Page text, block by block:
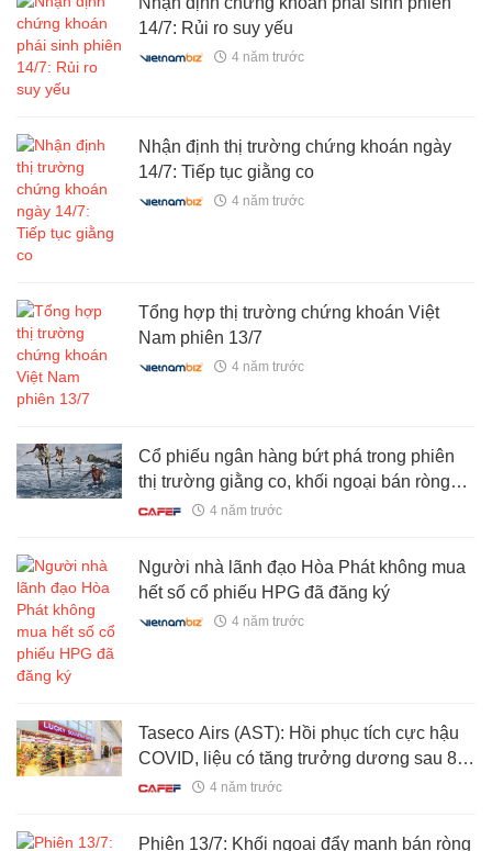
14/7: Rủi ro suy yếu
4 năm trước
Nhận định thị trường chứng khoán ngày
14/7: Tiếp tục giằng co
4 năm trước
Tổng hợp thị trường chứng khoán Việt
Nam phiên 13/7
4 năm trước
Cổ phiếu ngân hàng bứt phá trong phiên
thị trường giằng co, khối ngoại bán ròng
gần 600 tỷ đồng
4 năm trước
Người nhà lãnh đạo Hòa Phát không mua
hết số cổ phiếu HPG đã đăng ký
4 năm trước
Taseco Airs (AST): Hồi phục tích cực hậu
COVID, liệu có tăng trưởng dương sau 8
quý lỗ liên tiếp?
4 năm trước
Phiên 13/7: Khối ngoại đẩy mạnh bán ròng